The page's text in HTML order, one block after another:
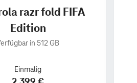
razr fold FIFA
Edition
in 512 GB
Einmalig